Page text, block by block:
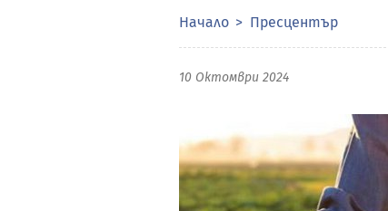
Начало Пресцентър
10 Октомври 2024